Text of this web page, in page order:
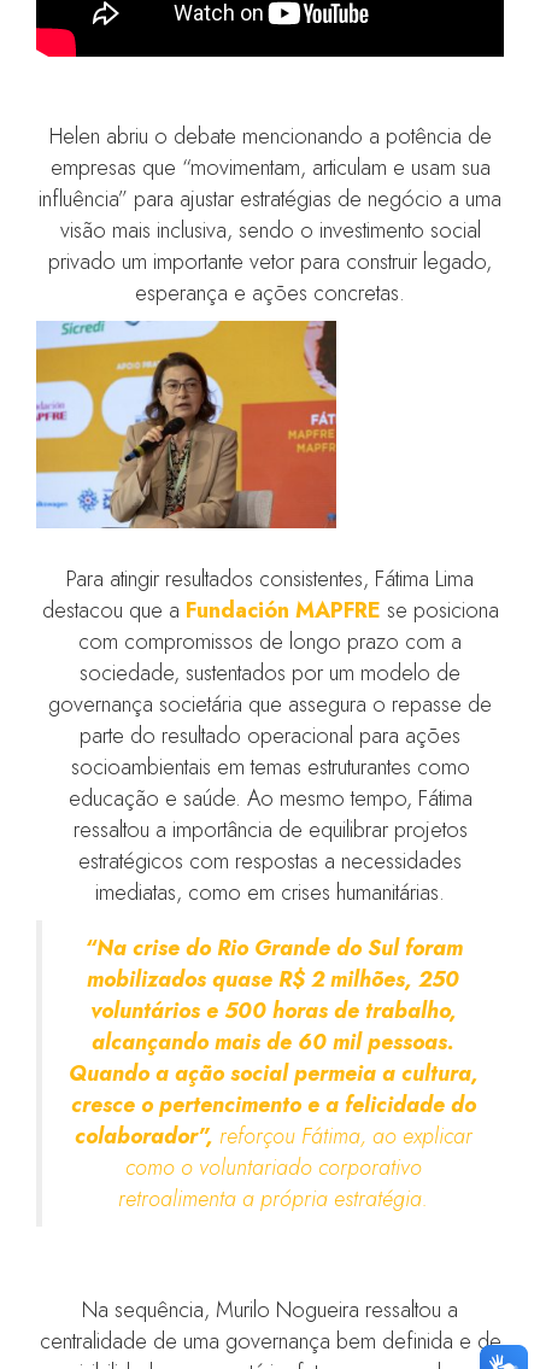
Helen abriu o debate mencionando a potência de
empresas que “movimentam, articulam e usam sua
influência” para ajustar estratégias de negócio a uma
visão mais inclusiva, sendo o investimento social
privado um importante vetor para construir legado,
esperança e ações concretas.
Para atingir resultados consistentes, Fátima Lima
destacou que a Fundación MAPFRE se posiciona
com compromissos de longo prazo com a
sociedade, sustentados por um modelo de
governança societária que assegura o repasse de
parte do resultado operacional para ações
socioambientais em temas estruturantes como
educação e saúde. Ao mesmo tempo, Fátima
ressaltou a importância de equilibrar projetos
estratégicos com respostas a necessidades
imediatas, como em crises humanitárias.
“Na crise do Rio Grande do Sul foram
mobilizados quase R$ 2 milhões, 250
voluntários e 500 horas de trabalho,
alcançando mais de 60 mil pessoas.
Quando a ação social permeia a cultura,
cresce o pertencimento e a felicidade do
colaborador”, reforçou Fátima, ao explicar
como o voluntariado corporativo
retroalimenta a própria estratégia.
Na sequência, Murilo Nogueira ressaltou a
centralidade de uma governança bem definida e de